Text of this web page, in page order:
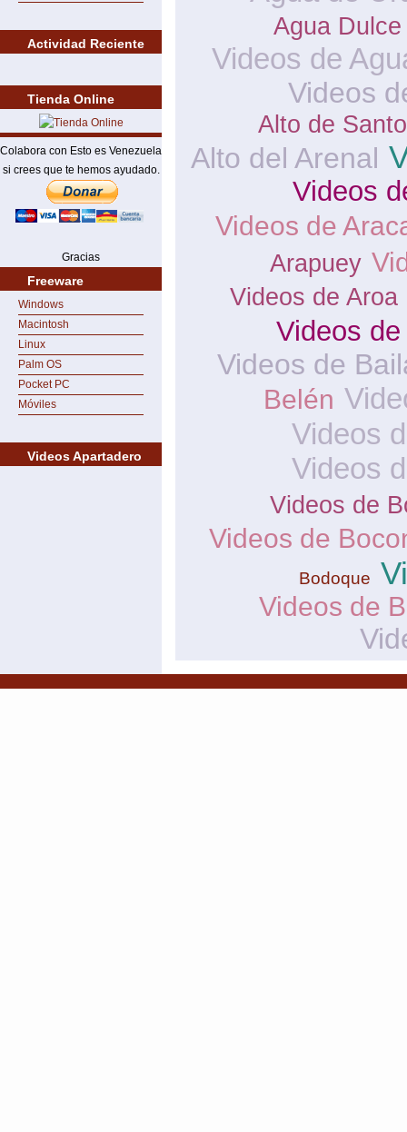
Actividad Reciente
Tienda Online
Colabora con Esto es Venezuela
si crees que te hemos ayudado.
Gracias
Freeware
Windows
Macintosh
Linux
Palm OS
Pocket PC
Móviles
Videos Apartadero
Agua Dulce
Videos de
Videos
Alto de
Alto del Arenal
Videos
Videos de
Arapuey
Videos de Aroa
Videos
Videos de
Belén
Videos
Videos
Videos de
Videos de
Bodoque
Videos de